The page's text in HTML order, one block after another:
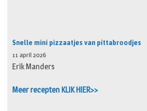
Snelle mini pizzaatjes van pittabroodjes
11 april 2026
Erik Manders
Meer recepten KLIK HIER>>